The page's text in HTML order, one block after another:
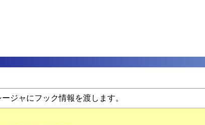
ジャにフック情報を渡します。